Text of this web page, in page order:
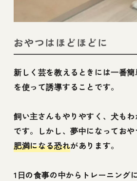
おやつはほどほどに
新しく芸を教えるときには一番
を使って誘導することです。
飼い主さんもやりやすく、犬も
です。しかし、夢中になっておや
肥満になる恐れがあります。
1日の食事の中からトレーニング